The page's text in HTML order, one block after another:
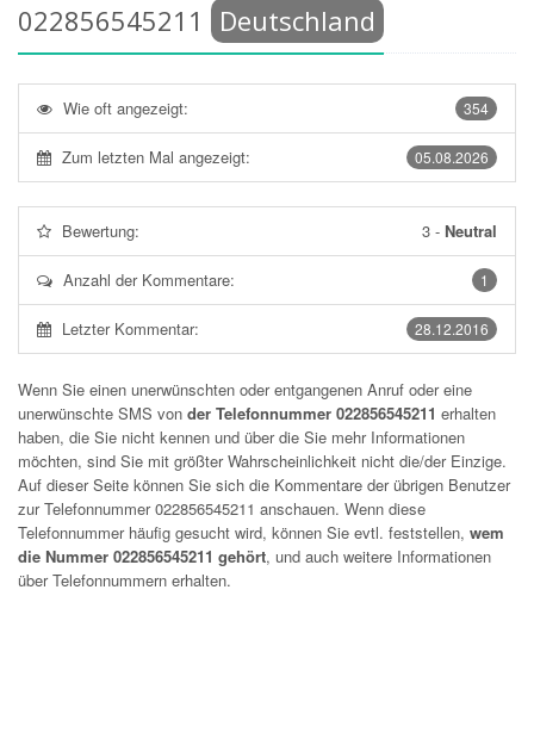
022856545211 Deutschland
354
Wie oft angezeigt:
05.08.2026
Zum letzten Mal angezeigt:
Bewertung: 3 - Neutral
1
Anzahl der Kommentare:
28.12.2016
Letzter Kommentar:
Wenn Sie einen unerwünschten oder entgangenen Anruf oder eine
unerwünschte SMS von der Telefonnummer 022856545211 erhalten
haben, die Sie nicht kennen und über die Sie mehr Informationen
möchten, sind Sie mit größter Wahrscheinlichkeit nicht die/der Einzige.
Auf dieser Seite können Sie sich die Kommentare der übrigen Benutzer
zur Telefonnummer022856545211 anschauen. Wenn diese
Telefonnummer häufig gesucht wird, können Sie evtl. feststellen, wem
die Nummer 022856545211 gehört, und auch weitere Informationen
über Telefonnummern erhalten.